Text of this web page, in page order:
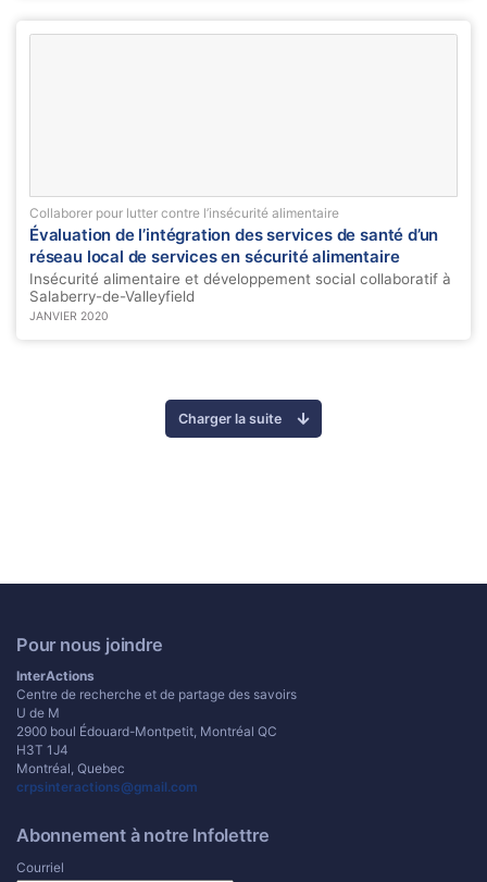
Collaborer pour lutter contre l’insécurité alimentaire
Évaluation de l’intégration des services de santé d’un
réseau local de services en sécurité alimentaire
Insécurité alimentaire et développement social collaboratif à
Salaberry-de-Valleyfield
JANVIER 2020
Charger la suite
Pour nous joindre
InterActions
Centre de recherche et de partage des savoirs
U de M
2900 boul Édouard-Montpetit, Montréal QC
H3T 1J4
Montréal, Quebec
crpsinteractions@gmail.com
Abonnement à notre Infolettre
Courriel